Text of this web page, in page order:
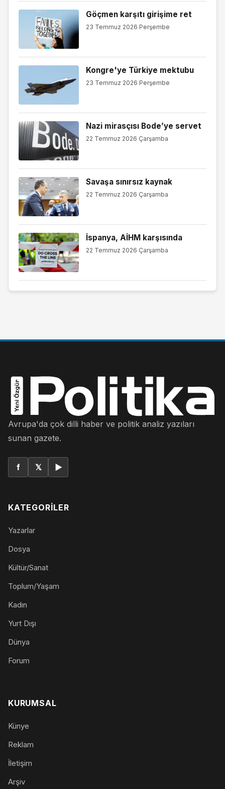
Göçmen karşıtı girişime ret
23 Temmuz 2026 Perşembe
Kongre'ye Türkiye mektubu
23 Temmuz 2026 Perşembe
Nazi mirasçısı Bode’ye servet
22 Temmuz 2026 Çarşamba
Savaşa sınırsız kaynak
22 Temmuz 2026 Çarşamba
İspanya, AİHM karşısında
22 Temmuz 2026 Çarşamba
Avrupa'da çok dilli haber ve politik analiz yazıları
sunan gazete.
f 𝕏 ▶
KATEGORILER
Yazarlar
Dosya
Kültür/Sanat
Toplum/Yaşam
Kadın
Yurt Dışı
Dünya
Forum
KURUMSAL
Künye
Reklam
İletişim
Arşiv